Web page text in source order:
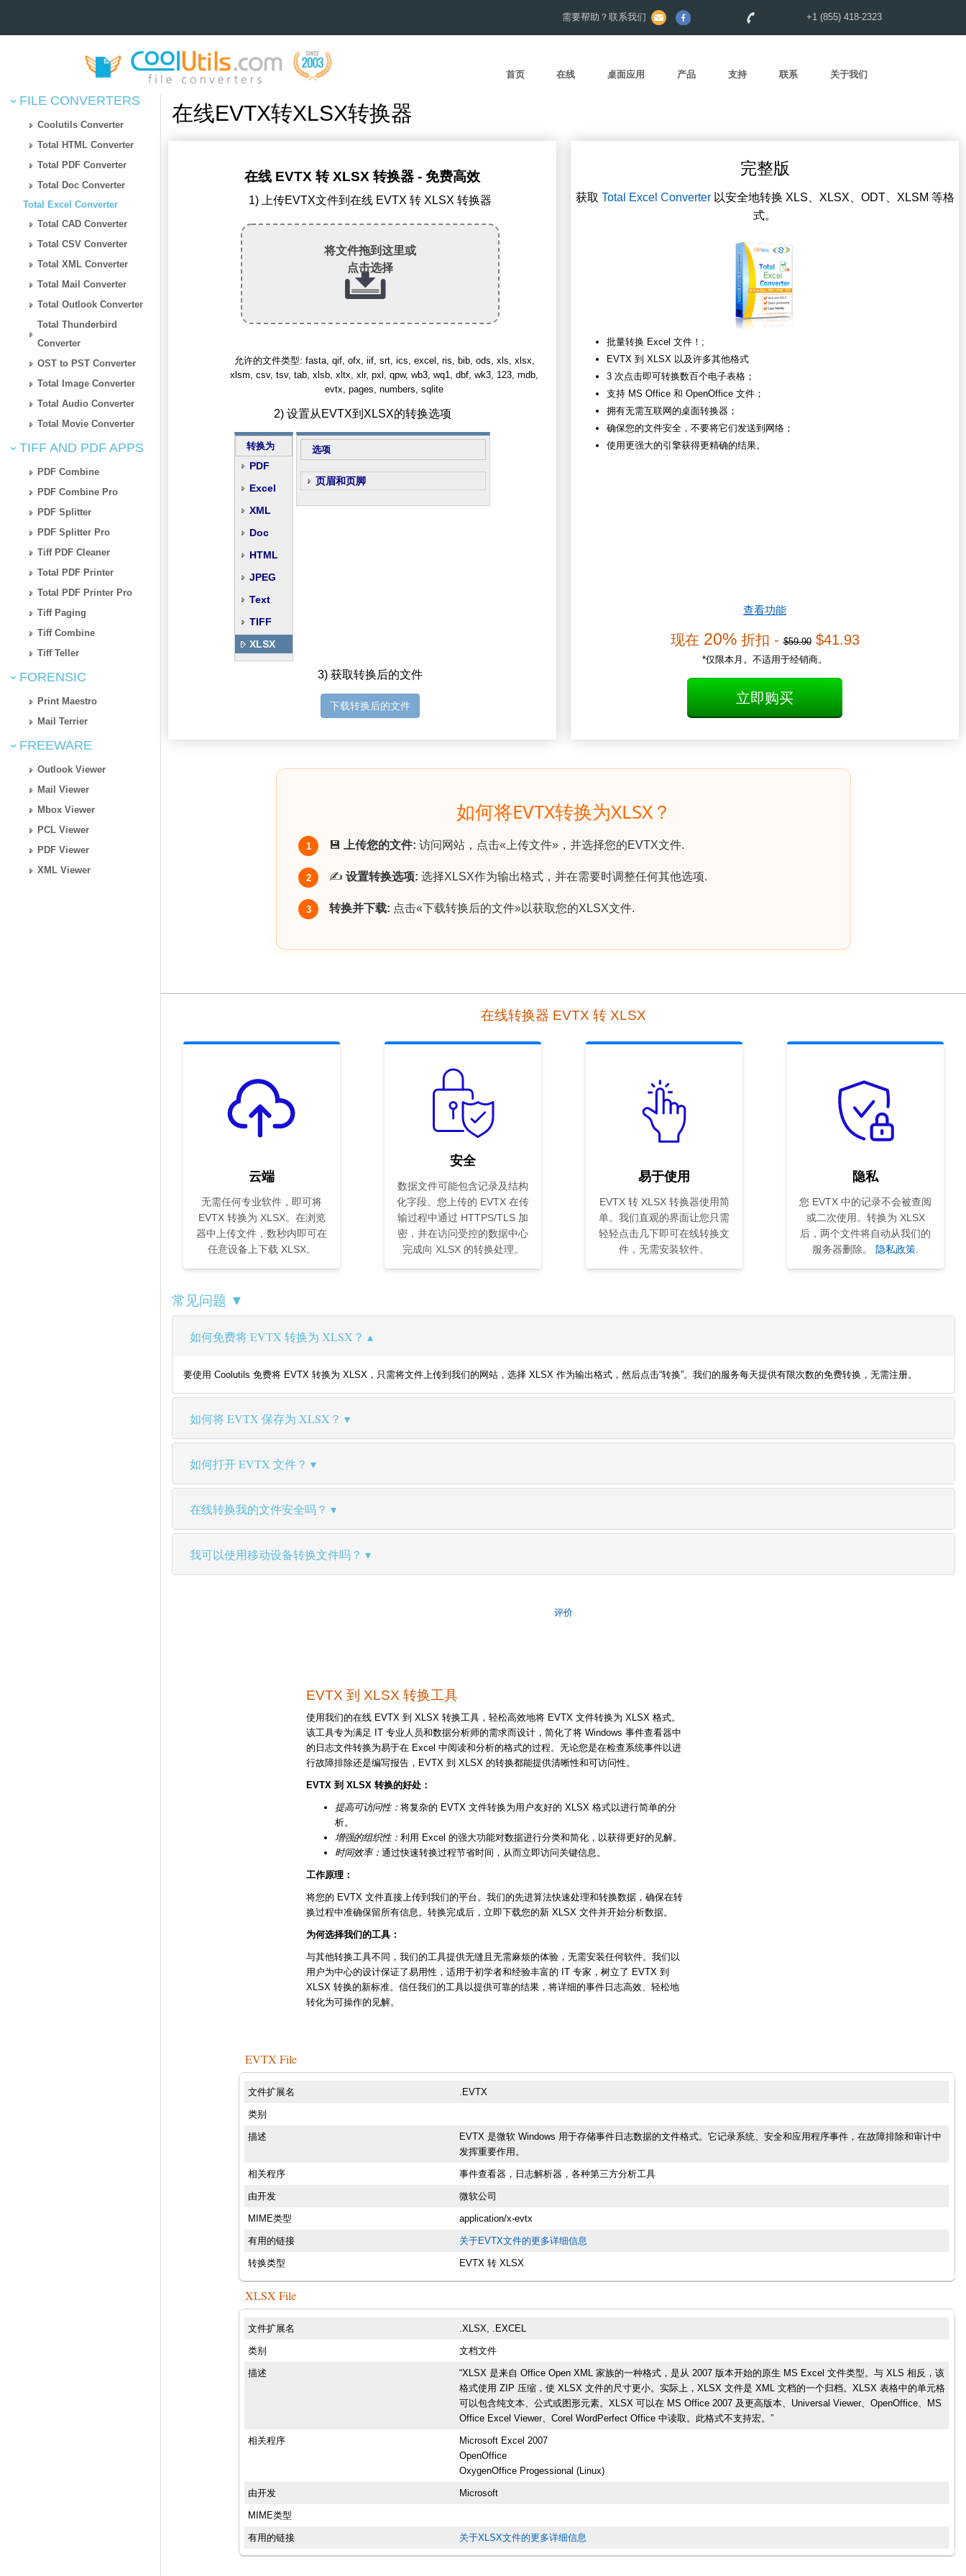
需要帮助？联系我们 +1 (855) 418-2323
首页 在线 桌面应用 产品 支持 联系 关于我们
FILE CONVERTERS
Coolutils Converter
Total HTML Converter
Total PDF Converter
Total Doc Converter
Total Excel Converter
Total CAD Converter
Total CSV Converter
Total XML Converter
Total Mail Converter
Total Outlook Converter
Total Thunderbird
Converter
OST to PST Converter
Total Image Converter
Total Audio Converter
Total Movie Converter
TIFF AND PDF APPS
PDF Combine
PDF Combine Pro
PDF Splitter
PDF Splitter Pro
Tiff PDF Cleaner
Total PDF Printer
Total PDF Printer Pro
Tiff Paging
Tiff Combine
Tiff Teller
FORENSIC
Print Maestro
Mail Terrier
FREEWARE
Outlook Viewer
Mail Viewer
Mbox Viewer
PCL Viewer
PDF Viewer
XML Viewer
在线EVTX转XLSX转换器
在线 EVTX 转 XLSX 转换器 - 免费高效
1) 上传EVTX文件到在线 EVTX 转 XLSX 转换器
将文件拖到这里或
点击选择
允许的文件类型: fasta, qif, ofx, iif, srt, ics, excel, ris, bib, ods, xls, xlsx,
xlsm, csv, tsv, tab, xlsb, xltx, xlr, pxl, qpw, wb3, wq1, dbf, wk3, 123, mdb,
evtx, pages, numbers, sqlite
2) 设置从EVTX到XLSX的转换选项
转换为
PDF
Excel
XML
Doc
HTML
JPEG
Text
TIFF
XLSX
选项
页眉和页脚
3) 获取转换后的文件
下载转换后的文件
完整版
获取 Total Excel Converter以安全地转换 XLS、XLSX、ODT、XLSM 等格
式。
批量转换 Excel 文件！;
EVTX 到 XLSX 以及许多其他格式
3 次点击即可转换数百个电子表格；
支持 MS Office 和 OpenOffice 文件；
拥有无需互联网的桌面转换器；
确保您的文件安全，不要将它们发送到网络；
使用更强大的引擎获得更精确的结果。
查看功能
现在 20%折扣 -$59.90$41.93
*仅限本月。不适用于经销商。
立即购买
如何将EVTX转换为XLSX？
1 💾 上传您的文件: 访问网站，点击«上传文件»，并选择您的EVTX文件.
2 ✍️ 设置转换选项: 选择XLSX作为输出格式，并在需要时调整任何其他选项.
3 转换并下载: 点击«下载转换后的文件»以获取您的XLSX文件.
在线转换器 EVTX 转 XLSX
云端
无需任何专业软件，即可将
EVTX 转换为 XLSX。在浏览
器中上传文件，数秒内即可在
任意设备上下载 XLSX。
安全
数据文件可能包含记录及结构
化字段。您上传的 EVTX 在传
输过程中通过 HTTPS/TLS 加
密，并在访问受控的数据中心
完成向 XLSX 的转换处理。
易于使用
EVTX 转 XLSX 转换器使用简
单。我们直观的界面让您只需
轻轻点击几下即可在线转换文
件，无需安装软件。
隐私
您 EVTX 中的记录不会被查阅
或二次使用。转换为 XLSX
后，两个文件将自动从我们的
服务器删除。
隐私政策
常见问题 ▼
如何免费将 EVTX 转换为 XLSX？
要使用 Coolutils 免费将 EVTX 转换为 XLSX，只需将文件上传到我们的网站，选择 XLSX 作为输出格式，然后点击“转换”。我们的服务每天提供有限次数的免费转换，无需注册。
如何将 EVTX 保存为 XLSX？
如何打开 EVTX 文件？
在线转换我的文件安全吗？
我可以使用移动设备转换文件吗？
评价
EVTX 到 XLSX 转换工具
使用我们的在线 EVTX 到 XLSX 转换工具，轻松高效地将 EVTX 文件转换为 XLSX 格式。
该工具专为满足 IT 专业人员和数据分析师的需求而设计，简化了将 Windows 事件查看器中
的日志文件转换为易于在 Excel 中阅读和分析的格式的过程。无论您是在检查系统事件以进
行故障排除还是编写报告，EVTX 到 XLSX 的转换都能提供清晰性和可访问性。
EVTX 到 XLSX 转换的好处：
提高可访问性： 将复杂的 EVTX 文件转换为用户友好的 XLSX 格式以进行简单的分
析。
增强的组织性： 利用 Excel 的强大功能对数据进行分类和简化，以获得更好的见解。
时间效率： 通过快速转换过程节省时间，从而立即访问关键信息。
工作原理：
将您的 EVTX 文件直接上传到我们的平台。我们的先进算法快速处理和转换数据，确保在转
换过程中准确保留所有信息。转换完成后，立即下载您的新 XLSX 文件并开始分析数据。
为何选择我们的工具：
与其他转换工具不同，我们的工具提供无缝且无需麻烦的体验，无需安装任何软件。我们以
用户为中心的设计保证了易用性，适用于初学者和经验丰富的 IT 专家，树立了 EVTX 到
XLSX 转换的新标准。信任我们的工具以提供可靠的结果，将详细的事件日志高效、轻松地
转化为可操作的见解。
EVTX File
文件扩展名 .EVTX
类别
描述
EVTX 是微软 Windows 用于存储事件日志数据的文件格式。它记录系统、安全和应用程序事件，在故障排除和审计中
发挥重要作用。
相关程序 事件查看器，日志解析器，各种第三方分析工具
由开发 微软公司
MIME类型 application/x-evtx
有用的链接 关于EVTX文件的更多详细信息
转换类型 EVTX 转 XLSX
XLSX File
文件扩展名 .XLSX, .EXCEL
类别 文档文件
描述
“XLSX 是来自 Office Open XML 家族的一种格式，是从 2007 版本开始的原生 MS Excel 文件类型。与 XLS 相反，该
格式使用 ZIP 压缩，使 XLSX 文件的尺寸更小。实际上，XLSX 文件是 XML 文档的一个归档。XLSX 表格中的单元格
可以包含纯文本、公式或图形元素。XLSX 可以在 MS Office 2007 及更高版本、Universal Viewer、OpenOffice、MS
Office Excel Viewer、Corel WordPerfect Office 中读取。此格式不支持宏。”
相关程序
Microsoft Excel 2007
OpenOffice
OxygenOffice Progessional (Linux)
由开发 Microsoft
MIME类型
有用的链接 关于XLSX文件的更多详细信息